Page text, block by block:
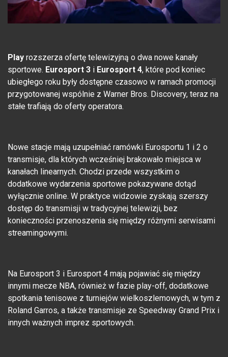
Play rozszerza ofertę telewizyjną o dwa nowe kanały
sportowe. Eurosport 3 i Eurosport 4, które pod koniec
ubiegłego roku były dostępne czasowo w ramach promocji
przygotowanej wspólnie z Warner Bros. Discovery, teraz na
stałe trafiają do oferty operatora.
Nowe stacje mają uzupełniać ramówki Eurosportu 1 i 2 o
transmisje, dla których wcześniej brakowało miejsca w
kanałach linearnych. Chodzi przede wszystkim o
dodatkowe wydarzenia sportowe pokazywane dotąd
wyłącznie online. W praktyce widzowie zyskają szerszy
dostęp do transmisji w tradycyjnej telewizji, bez
konieczności przenoszenia się między różnymi serwisami
streamingowymi.
Na Eurosport 3 i Eurosport 4 mają pojawiać się między
innymi mecze NBA, również w fazie play-off, dodatkowe
spotkania tenisowe z turniejów wielkoszlemowych, w tym z
Roland Garros, a także transmisje ze Speedway Grand Prix i
innych ważnych imprez sportowych.